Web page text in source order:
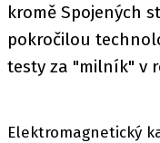
kromě Spojených
pokročilou
testy za "milník" v
Elektromagnetický